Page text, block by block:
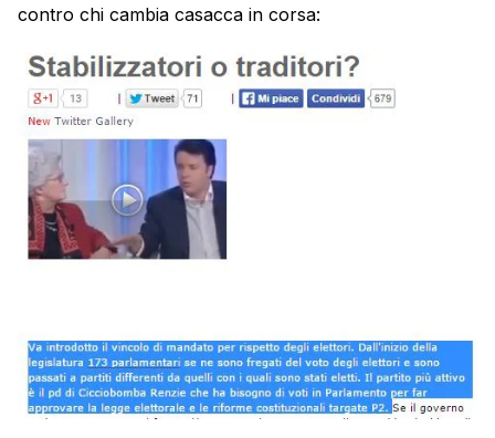
contro chi cambia casacca in corsa: